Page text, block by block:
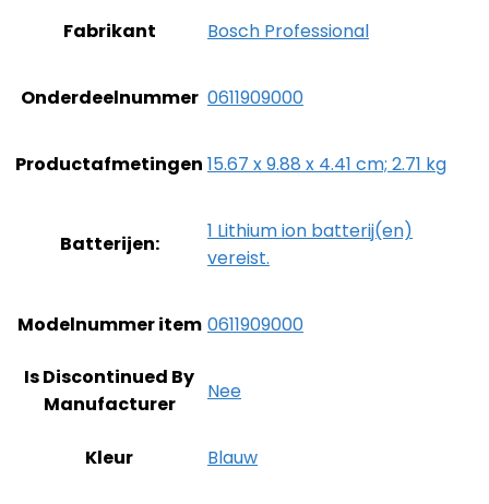
Fabrikant ‎Bosch Professional
Onderdeelnummer ‎0611909000
Productafmetingen ‎15.67 x 9.88 x 4.41 cm; 2.71 kg
Batterijen:
‎1 Lithium ion batterij(en)
vereist.
Modelnummer item ‎0611909000
Is Discontinued By
Manufacturer
‎Nee
Kleur ‎Blauw